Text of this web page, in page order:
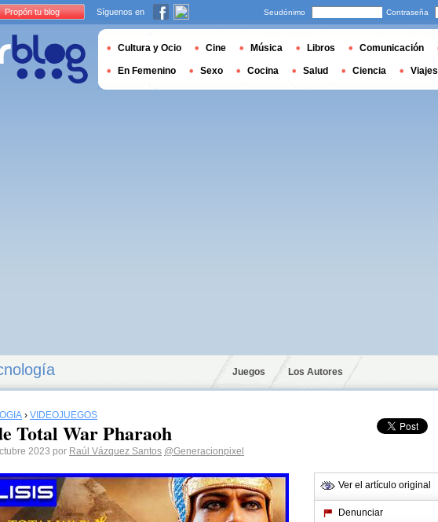
Juegos Los Autores
› VIDEOJUEGOS
Total War Pharaoh
2023 por Raúl Vázquez Santos @Generacionpixel
Ver el artículo original
Denunciar
Propón tu blog Síguenos en Seudónimo Contraseña
Cultura y Ocio Cine Música Libros Comunicación
En Femenino Sexo Cocina Salud Ciencia Viajes